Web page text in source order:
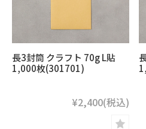
長3封筒 クラフト 70g L貼
1,000枚(301701)
¥2,400(税込)